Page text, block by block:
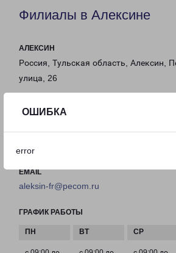
ОШИБКА
error
Филиалы в Алексине
АЛЕКСИН
Россия, Тульская область, Алексин,
улица, 26
на карте
ТЕЛЕФОН
EMAIL
aleksin-fr@pecom.ru
ГРАФИК РАБОТЫ